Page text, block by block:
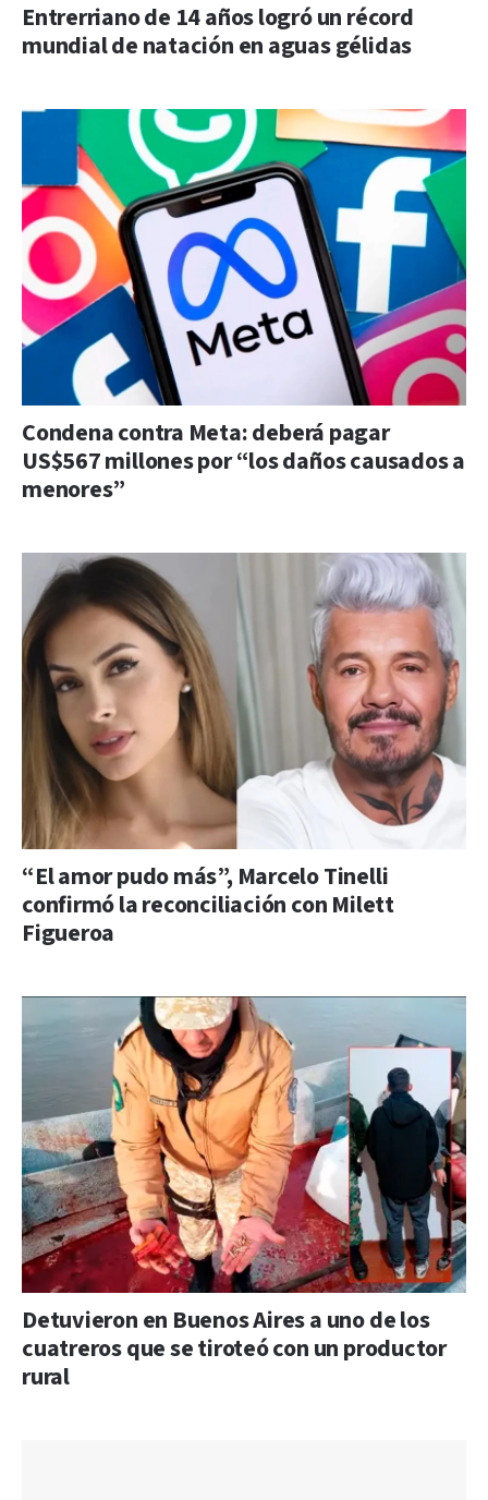
Entrerriano de 14 años logró un récord
mundial de natación en aguas gélidas
Condena contra Meta: deberá pagar
US$567 millones por “los daños causados a
menores”
“El amor pudo más”, Marcelo Tinelli
confirmó la reconciliación con Milett
Figueroa
Detuvieron en Buenos Aires a uno de los
cuatreros que se tiroteó con un productor
rural